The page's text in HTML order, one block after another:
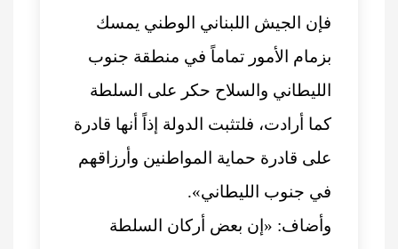
فإن الجيش اللبناني الوطني يمسك
بزمام الأمور تماماً في منطقة جنوب
الليطاني والسلاح حكر على السلطة
كما أرادت، فلتثبت الدولة إذاً أنها قادرة
على قادرة حماية المواطنين وأرزاقهم
في جنوب الليطاني».
وأضاف: «إن بعض أركان السلطة